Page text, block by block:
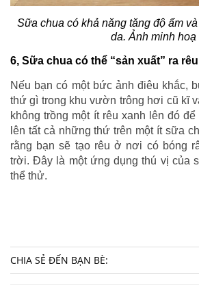
Sữa chua có khả năng tăng độ ẩm
da. Ảnh minh hoạ
6, Sữa chua có thể “sản xuất” ra
Nếu bạn có một bức ảnh điêu khắc,
thứ gì trong khu vườn trông hơi cũ kĩ
không trồng một ít rêu xanh lên đó
lên tất cả những thứ trên một ít sữa
rằng bạn sẽ tạo rêu ở nơi có bóng
trời. Đây là một ứng dụng thú vị của
thể thử.
CHIA SẺ ĐẾN BẠN BÈ: